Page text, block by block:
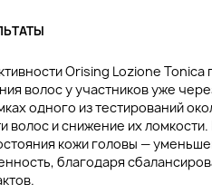
Orising Lozione Tonica
волос у участников уже
одного из тестирований
волос и снижение их
кожи головы —
благодаря